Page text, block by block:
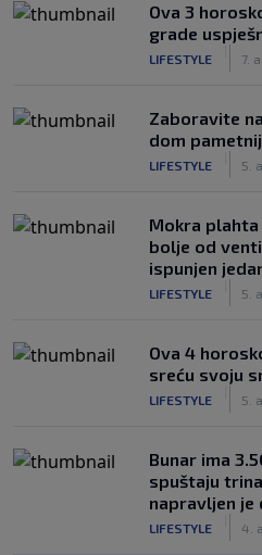
Ova 3
grade
LIFESTYLE 7.
Zaboravite
dom
LIFESTYLE 5.
Mokra
bolje od
ispunjen
LIFESTYLE 5.
Ova 4
sreću svoju
LIFESTYLE 5.
Bunar imа
spuštaju
napravljen je
LIFESTYLE 4.